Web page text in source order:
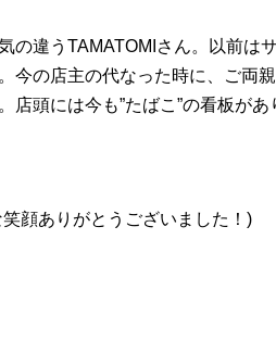
の違うTAMATOMIさん。以前は
今の店主の代なった時に、ご両
頭には今も”たばこ”の看板があ
顔ありがとうございました！)